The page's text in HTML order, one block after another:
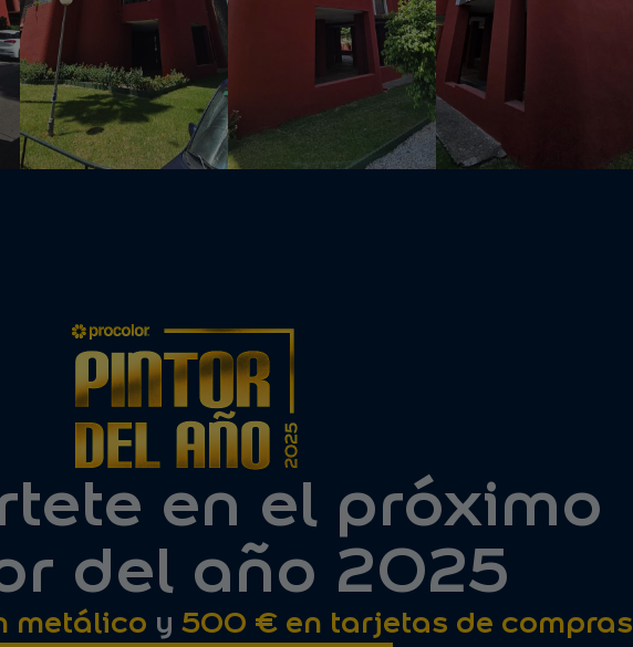
en el próximo
del año 2025
metálico y 500 € en tarjetas de compras